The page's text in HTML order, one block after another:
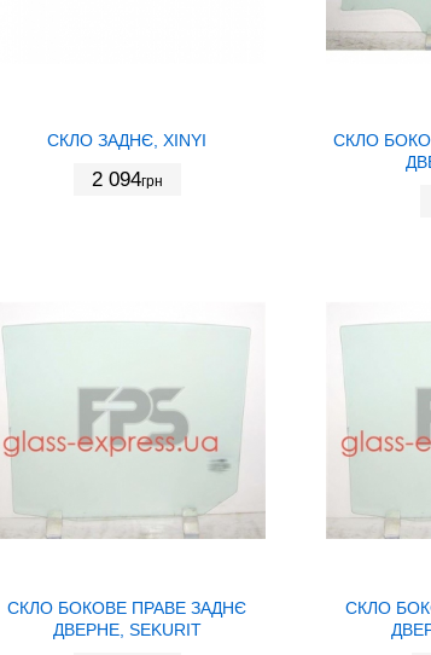
СКЛО ЗАДНЄ, XINYI
2 094грн
СКЛО
СКЛО БОКОВЕ ПРАВЕ ЗАДНЄ
ДВЕРНЕ, SEKURIT
СКЛО